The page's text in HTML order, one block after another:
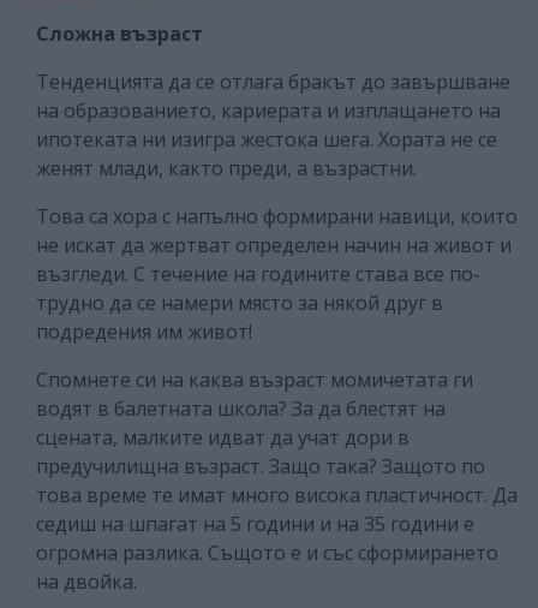
Сложна възраст
Тенденцията да се отлага бракът до завършване
на образованието, кариерата и изплащането на
ипотеката ни изигра жестока шега. Хората не се
женят млади, както преди, а възрастни.
Това са хора с напълно формирани навици, които
не искат да жертват определен начин на живот и
възгледи. С течение на годините става все по-
трудно да се намери място за някой друг в
подредения им живот!
Спомнете си на каква възраст момичетата ги
водят в балетната школа? За да блестят на
сцената, малките идват да учат дори в
предучилищна възраст. Защо така? Защото по
това време те имат много висока пластичност. Да
седиш на шпагат на 5 години и на 35 години е
огромна разлика. Същото е и със сформирането
на двойка.